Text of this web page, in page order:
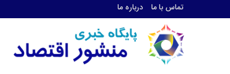
تماس با ما درباره ما